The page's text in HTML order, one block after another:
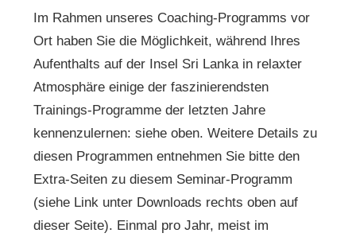
Im Rahmen unseres Coaching-Programms vor
Ort haben Sie die Möglichkeit, während Ihres
Aufenthalts auf der Insel Sri Lanka in relaxter
Atmosphäre einige der faszinierendsten
Trainings-Programme der letzten Jahre
kennenzulernen: siehe oben. Weitere Details zu
diesen Programmen entnehmen Sie bitte den
Extra-Seiten zu diesem Seminar-Programm
(siehe Link unter Downloads rechts oben auf
dieser Seite). Einmal pro Jahr, meist im